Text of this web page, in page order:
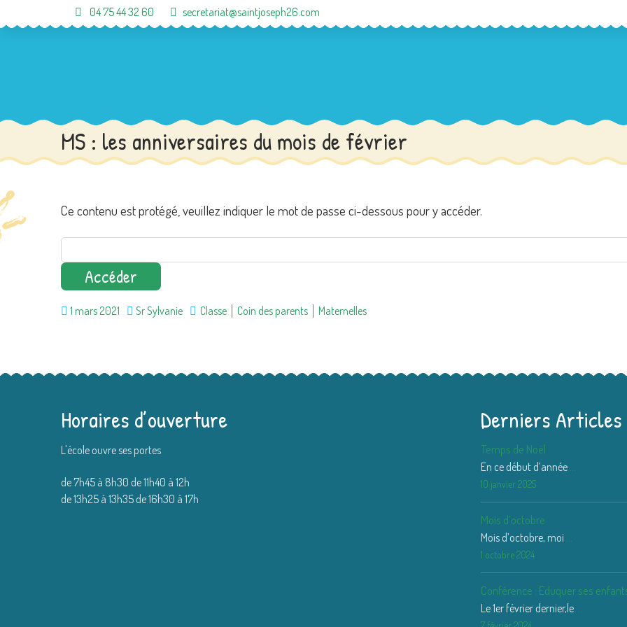
04 75 44 32 60 secretariat@saintjoseph26.com
MS : les anniversaires du mois de février
Ce contenu est protégé, veuillez indiquer le mot de passe ci-dessous pour y accéder.
1 mars 2021 Sr Sylvanie Classe Coin des parents Maternelles
Horaires d’ouverture
L'école ouvre ses portes
de 7h45 à 8h30 de 11h40 à 12h
de 13h25 à 13h35 de 16h30 à 17h
Derniers Articles
Temps de Noël
En ce début d’année ...
10 janvier 2025
Mois d’octobre
Mois d’octobre, moi ...
1 octobre 2024
Conférence : Eduquer ses
Le 1er février dernier,le ...